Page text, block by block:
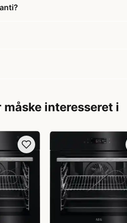
måske interesseret i